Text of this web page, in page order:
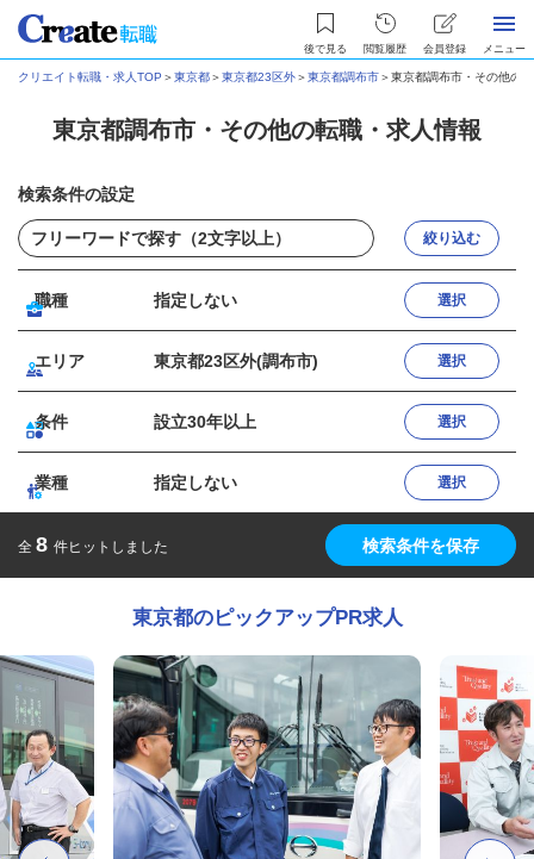
後で見る 閲覧履歴 会員登録 メニュー
クリエイト転職・求人TOP ＞東京都＞東京都23区外＞東京都調布市＞東京都調布市・その他の
東京都調布市・その他の転職・求人情報
検索条件の設定
絞り込む
職種 指定しない 選択
エリア 東京都23区外(調布市) 選択
条件 設立30年以上 選択
業種 指定しない 選択
全 8 件ヒットしました 検索条件を保存
東京都のピックアップPR求人